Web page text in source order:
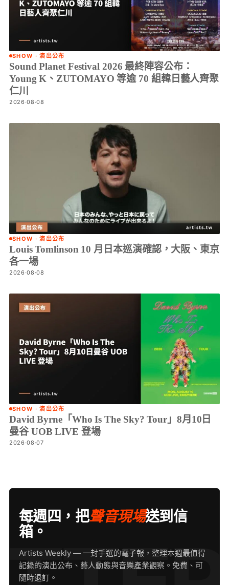
SHOW · 演出公布
Sound Planet Festival 2026 最終陣容公布：
Young K、ZUTOMAYO 等逾 70 組韓日藝人齊聚
仁川
2026·08·08
SHOW · 演出公布
Louis Tomlinson 10 月日本巡演確認，大阪、東京
各一場
2026·08·08
SHOW · 演出公布
David Byrne「Who Is The Sky? Tour」8月10日
曼谷 UOB LIVE 登場
2026·08·07
每週四，把聲音現場送到信
箱。
Artists Weekly — 一封手選的電子報，整理本週最值得
記錄的演出公布、藝人動態與音樂產業觀察。免費、可
隨時退訂。